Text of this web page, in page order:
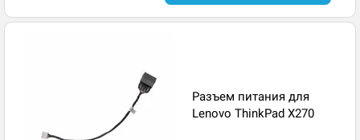
Разъем питания для
Lenovo ThinkPad X270